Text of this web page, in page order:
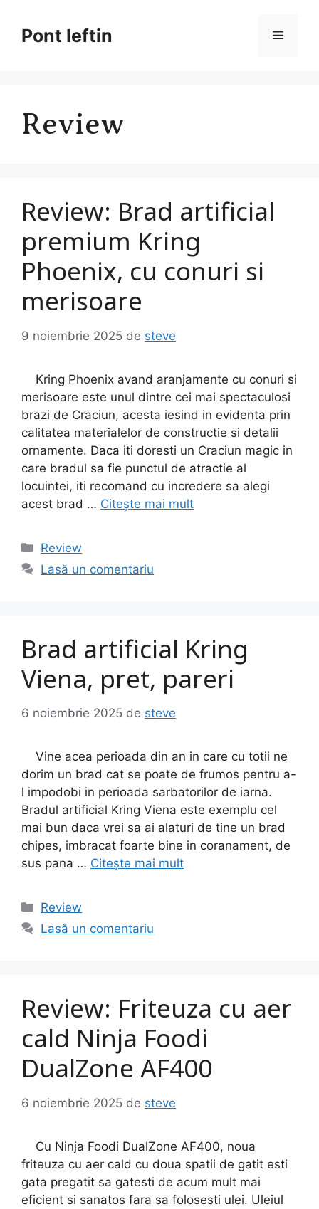
conținutPont Ieftin Meniu
Review
Review: Brad artificial
premium Kring
Phoenix, cu conuri si
merisoare
9 noiembrie 2025 de steve
Kring Phoenix avand aranjamente cu conuri si
merisoare este unul dintre cei mai spectaculosi
brazi de Craciun, acesta iesind in evidenta prin
calitatea materialelor de constructie si detalii
ornamente. Daca iti doresti un Craciun magic in
care bradul sa fie punctul de atractie al
locuintei, iti recomand cu incredere sa alegi
acest brad … Citește mai mult
Categorii
Review
Lasă un comentariu
Brad artificial Kring
Viena, pret, pareri
6 noiembrie 2025 de steve
Vine acea perioada din an in care cu totii ne
dorim un brad cat se poate de frumos pentru a-
l impodobi in perioada sarbatorilor de iarna.
Bradul artificial Kring Viena este exemplu cel
mai bun daca vrei sa ai alaturi de tine un brad
chipes, imbracat foarte bine in coranament, de
sus pana … Citește mai mult
Categorii
Review
Lasă un comentariu
Review: Friteuza cu aer
cald Ninja Foodi
DualZone AF400
6 noiembrie 2025 de steve
Cu Ninja Foodi DualZone AF400, noua
friteuza cu aer cald cu doua spatii de gatit esti
gata pregatit sa gatesti de acum mult mai
eficient si sanatos fara sa folosesti ulei. Uleiul